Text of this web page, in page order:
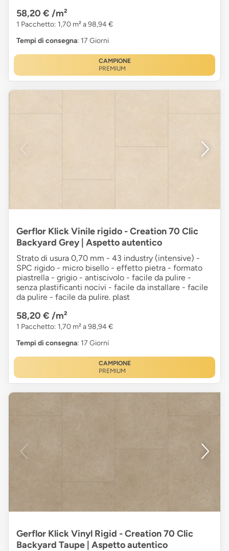
58,20 € /m²
1 Pacchetto: 1,70 m² a 98,94 €
Tempi di consegna: 17 Giorni
CAMPIONE
PREMIUM
Gerflor Klick Vinile rigido - Creation 70 Clic
Backyard Grey | Aspetto autentico
Strato di usura 0,70 mm - 43 industry (intensive) -
SPC rigido - micro bisello - effetto pietra - formato
piastrella - grigio - antiscivolo - facile da pulire -
senza plastificanti nocivi - facile da installare - facile
da pulire - facile da pulire. plast
58,20 € /m²
1 Pacchetto: 1,70 m² a 98,94 €
Tempi di consegna: 17 Giorni
CAMPIONE
PREMIUM
Gerflor Klick Vinyl Rigid - Creation 70 Clic
Backyard Taupe | Aspetto autentico